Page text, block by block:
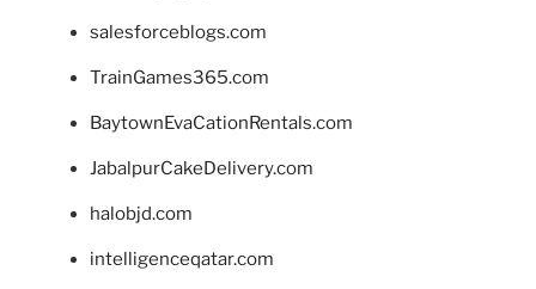
salesforceblogs.com
TrainGames365.com
BaytownEvaCationRentals.com
JabalpurCakeDelivery.com
halobjd.com
intelligenceqatar.com